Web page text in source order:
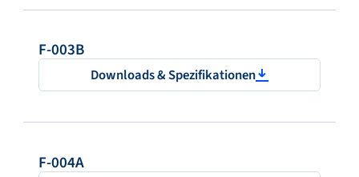
F-003B
Downloads & Spezifikationen
F-004A